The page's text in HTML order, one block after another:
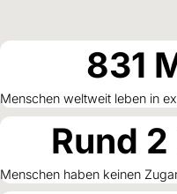
Erdbeben Venezuela
Hilfe für Sudan
Hilfe für Afghanistan
Alle Nothilfe-Projekte
831
Menschen weltweit leben in
Rund 2
Menschen haben keinen